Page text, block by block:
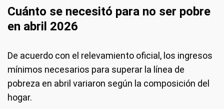
Cuánto se necesitó para no ser pobre
en abril 2026
De acuerdo con el relevamiento oficial, los ingresos
mínimos necesarios para superar la línea de
pobreza en abril variaron según la composición del
hogar.